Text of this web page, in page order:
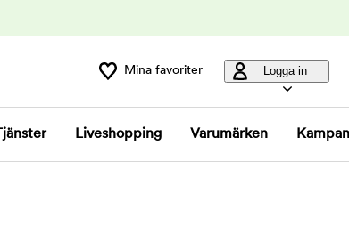
Mina favoriter Logga in
Tjänster Liveshopping Varumärken